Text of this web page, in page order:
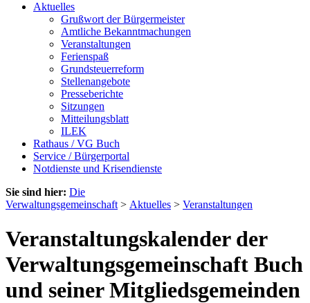
Aktuelles
Grußwort der Bürgermeister
Amtliche Bekanntmachungen
Veranstaltungen
Ferienspaß
Grundsteuerreform
Stellenangebote
Presseberichte
Sitzungen
Mitteilungsblatt
ILEK
Rathaus / VG Buch
Service / Bürgerportal
Notdienste und Krisendienste
Sie sind hier: Die
Verwaltungsgemeinschaft > Aktuelles > Veranstaltungen
Veranstaltungskalender der
Verwaltungsgemeinschaft Buch
und seiner Mitgliedsgemeinden